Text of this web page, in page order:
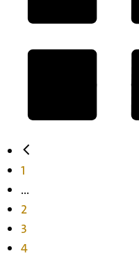
1
...
2
3
4